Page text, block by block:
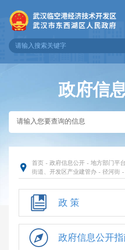
政府信
首页 - 政府信息公开 - 地方部门平
街道、开发区产业建管办 - 径河街 -
政 策
政府信息公开